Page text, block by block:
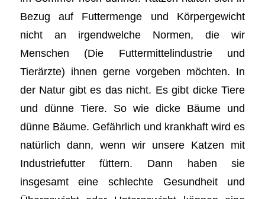
Bezug auf Futtermenge und Körpergewicht
nicht an irgendwelche Normen, die wir
Menschen (Die Futtermittelindustrie und
Tierärzte) ihnen gerne vorgeben möchten. In
der Natur gibt es das nicht. Es gibt dicke Tiere
und dünne Tiere. So wie dicke Bäume und
dünne Bäume. Gefährlich und krankhaft wird es
natürlich dann, wenn wir unsere Katzen mit
Industriefutter füttern. Dann haben sie
insgesamt eine schlechte Gesundheit und